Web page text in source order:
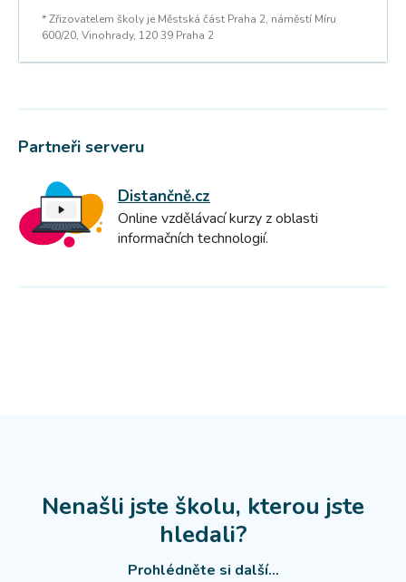
* Zřizovatelem školy je Městská část Praha 2, náměstí Míru
600/20, Vinohrady, 120 39 Praha 2
Partneři serveru
Distančně.cz
Online vzdělávací kurzy z oblasti
informačních technologií.
Nenašli jste školu, kterou jste
hledali?
Prohlédněte si další...